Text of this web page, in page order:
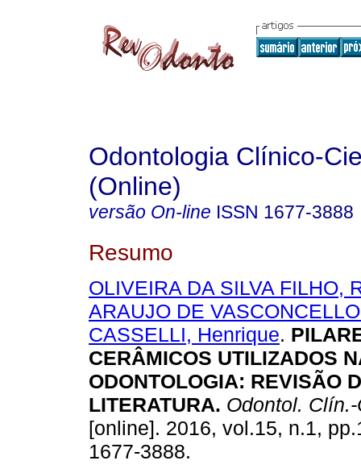
Odontologia Clínico-
(Online)
versão On-line ISSN 1677-3888
Resumo
OLIVEIRA DA SILVA FILHO,
ARAUJO DE
CASSELLI, Henrique.
CERÂMICOS UTILIZADOS
ODONTOLOGIA: REVISÃO
LITERATURA. Odontol.
[online]. 2016, vol.15, n.1,
1677-3888.